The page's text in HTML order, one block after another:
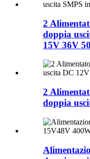
2
doppia
15V 36V
2
doppia